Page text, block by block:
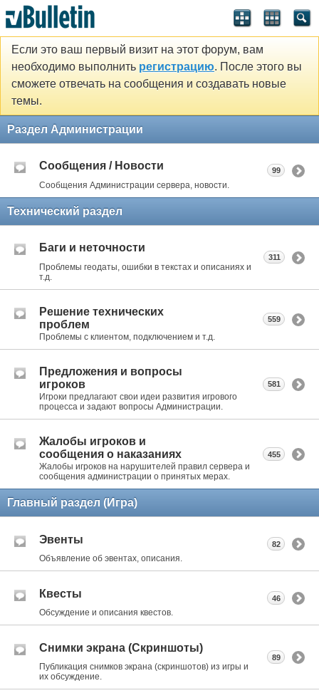
Если это ваш первый визит на этот форум, вам
необходимо выполнить регистрацию. После этого вы
сможете отвечать на сообщения и создавать новые
темы.
Раздел Администрации
Сообщения / Новости
Сообщения Администрации сервера, новости.
99
Технический раздел
Баги и неточности
Проблемы геодаты, ошибки в текстах и описаниях и
т.д.
311
Решение технических
проблем
Проблемы с клиентом, подключением и т.д.
559
Предложения и вопросы
игроков
Игроки предлагают свои идеи развития игрового
процесса и задают вопросы Администрации.
581
Жалобы игроков и
сообщения о наказаниях
Жалобы игроков на нарушителей правил сервера и
сообщения администрации о принятых мерах.
455
Главный раздел (Игра)
Эвенты
Объявление об эвентах, описания.
82
Квесты
Обсуждение и описания квестов.
46
Снимки экрана (Cкриншоты)
Публикация снимков экрана (скриншотов) из игры и
их обсуждение.
89